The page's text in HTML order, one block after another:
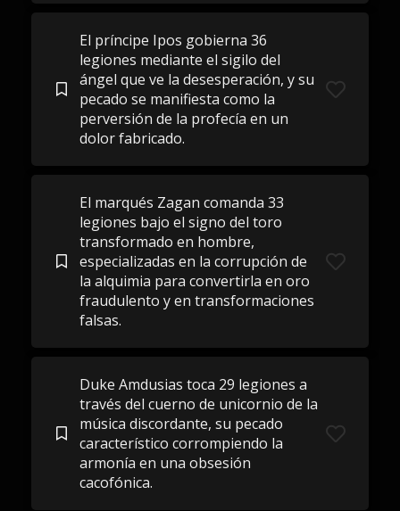
El príncipe Ipos gobierna 36
legiones mediante el sigilo del
ángel que ve la desesperación, y su
pecado se manifiesta como la
perversión de la profecía en un
dolor fabricado.
El marqués Zagan comanda 33
legiones bajo el signo del toro
transformado en hombre,
especializadas en la corrupción de
la alquimia para convertirla en oro
fraudulento y en transformaciones
falsas.
Duke Amdusias toca 29 legiones a
través del cuerno de unicornio de la
música discordante, su pecado
característico corrompiendo la
armonía en una obsesión
cacofónica.